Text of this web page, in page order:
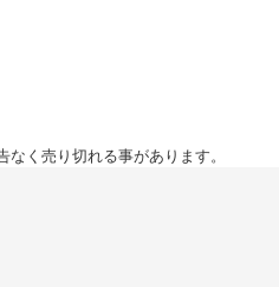
く売り切れる事があります。